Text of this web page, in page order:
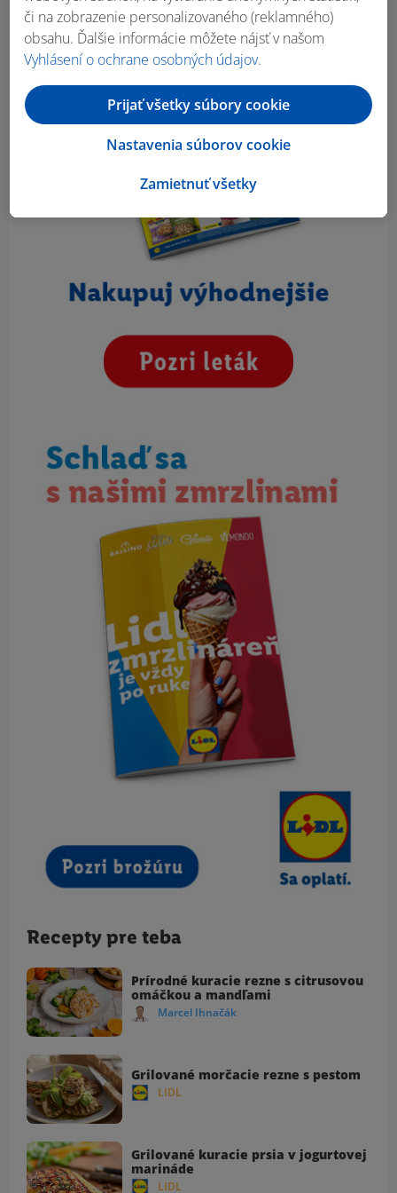
Recepty pre teba
Prírodné kuracie rezne s citrusovou
omáčkou a mandľami
Marcel Ihnačák
Grilované morčacie rezne s pestom
LIDL
Grilované kuracie prsia v jogurtovej
marináde
LIDL
či na zobrazenie personalizovaného (reklamného)
obsahu. Ďalšie informácie môžete nájsť v našom
Vyhlásení o ochrane osobných údajov.
Zamietnuť všetky
Nastavenia súborov cookie
Prijať všetky súbory cookie